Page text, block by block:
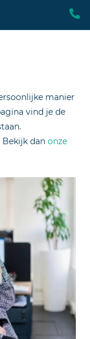
manier
vind je de
dan onze